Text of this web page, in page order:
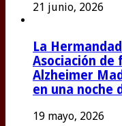
21 junio, 2026
La
Asociación de
Alzheimer
en una noche
19 mayo, 2026